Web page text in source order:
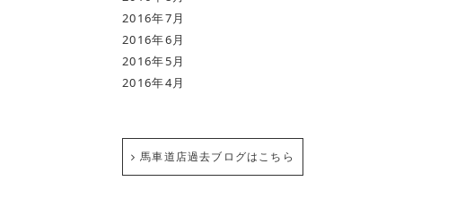
2016年7月
2016年6月
2016年5月
2016年4月
馬車道店過去ブログはこちら